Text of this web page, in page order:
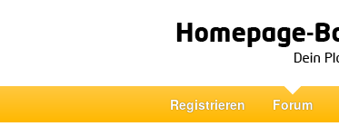
Registrieren Forum